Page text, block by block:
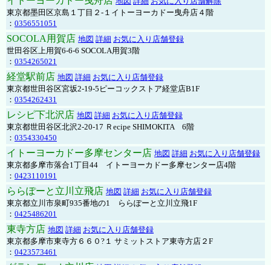
東京都墨田区京島１丁目２-１イトーヨーカドー曳舟店４階
： 0356551051
SOCOLA用賀店 地図 詳細 お気に入り店舗登録
世田谷区上用賀6-6-6 SOCOLA用賀3階
： 0354265021
経堂駅前店 地図 詳細 お気に入り店舗登録
東京都世田谷区宮坂2-19-5ピーコックストア経堂店B1F
： 0354262431
レシピ下北沢店 地図 詳細 お気に入り店舗登録
東京都世田谷区北沢2-20-17 Ｒecipe SHIMOKITA 6階
： 0354330450
イトーヨーカドー多摩センター店 地図 詳細 お気に入り店舗登録
東京都多摩市落合1丁目44 イトーヨーカドー多摩センター店4階
： 0423110191
ららぽーと立川立飛店 地図 詳細 お気に入り店舗登録
東京都立川市泉町935番地の1 ららぽーと立川立飛1F
： 0425486201
東寺方店 地図 詳細 お気に入り店舗登録
東京都多摩市東寺方６６０?１ サミットストア東寺方店２F
： 0423573461